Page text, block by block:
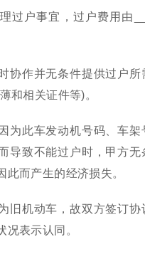
过户事宜，过户费用由
协作并无条件提供过户所
和相关证件等)。
为此车发动机号码、车架
导致不能过户时，甲方无
此而产生的经济损失。
旧机动车，故双方签订协
况表示认同。